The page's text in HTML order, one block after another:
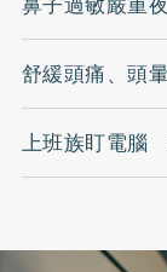
舒緩頭痛、頭
上班族盯電腦